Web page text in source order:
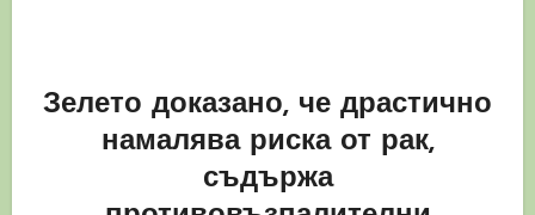
Зелето доказано, че драстично
намалява риска от рак,
съдържа